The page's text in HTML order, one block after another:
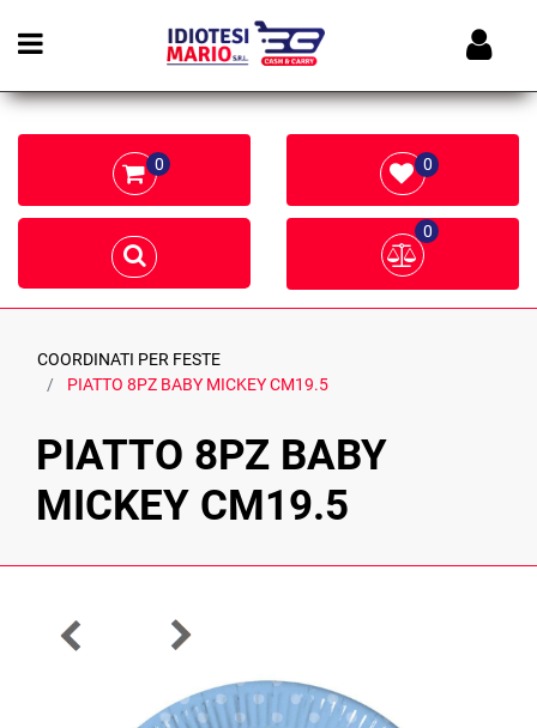
Open menu
0 0
0
COORDINATI PER FESTE
PIATTO 8PZ BABY MICKEY CM19.5
PIATTO 8PZ BABY
MICKEY CM19.5